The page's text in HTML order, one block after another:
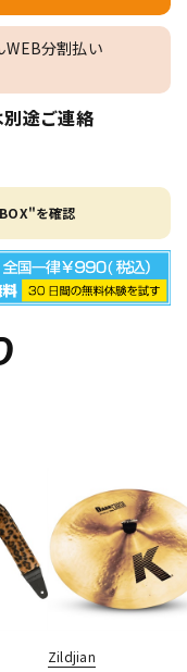
分割払い
途ご連絡
を確認
Zildjian